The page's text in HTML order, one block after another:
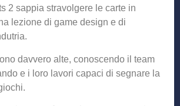
2 sappia stravolgere le carte in
lezione di game design e di
davvero alte, conoscendo il team
e i loro lavori capaci di segnare la